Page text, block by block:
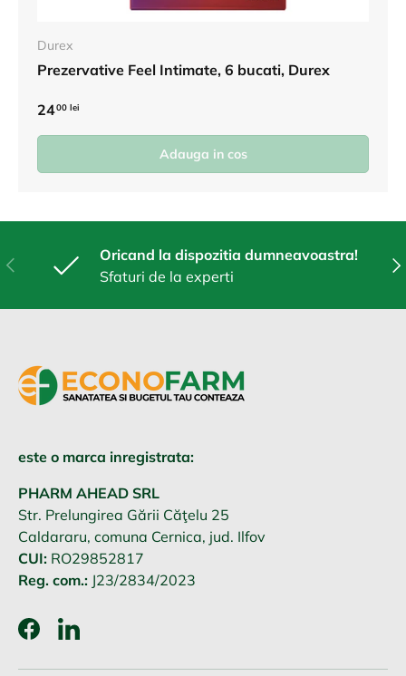
Durex
Prezervative Feel Intimate, 6 bucati, Durex
2400 lei
Adauga in cos
Anterior
Oricand la dispozitia dumneavoastra!
Sfaturi de la experti
este o marca inregistrata:
PHARM AHEAD SRL
Str. Prelungirea Gării Căţelu 25
Caldararu, comuna Cernica, jud. Ilfov
CUI: RO29852817
Reg. com.: J23/2834/2023
FacebookLinkedIn